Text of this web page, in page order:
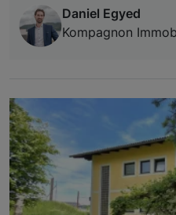
Daniel Egyed
Kompagnon